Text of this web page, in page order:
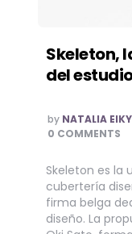
Skeleton,
del
POSTED
BY
by NATALIA
0 COMMENTS
Skeleton es la
cubertería
firma belga
diseño. La